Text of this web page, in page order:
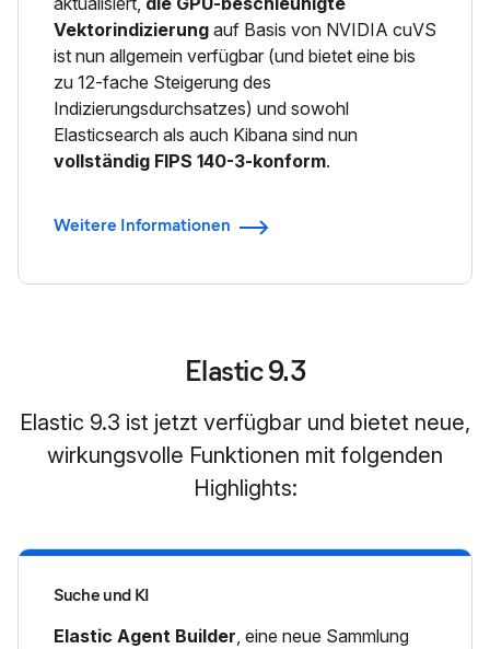
Vektorindizierung auf Basis von NVIDIA cuVS
ist nun allgemein verfügbar (und bietet eine bis
zu 12-fache Steigerung des
Indizierungsdurchsatzes) und sowohl
Elasticsearch als auch Kibana sind nun
vollständig FIPS 140-3-konform.
Weitere Informationen
Elastic 9.3
Elastic 9.3 ist jetzt verfügbar und bietet neue,
wirkungsvolle Funktionen mit folgenden
Highlights:
Suche und KI
Elastic Agent Builder , eine neue Sammlung